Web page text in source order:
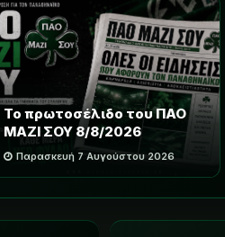
Το πρωτοσέλιδο του ΠΑΟ
ΜΑΖΙ ΣΟΥ 8/8/2026
Παρασκευή 7 Αυγούστου 2026